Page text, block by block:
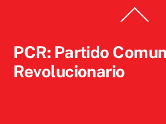
To
PCR: Partido
Revolucionario